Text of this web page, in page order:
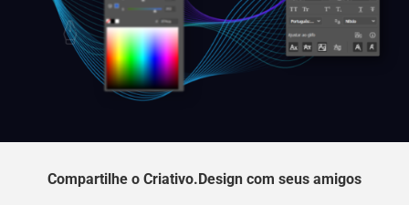
Compartilhe o Criativo.Design com seus amigos